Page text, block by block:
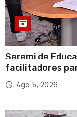
Seremi de
facilitadores
Escolar 2027
Ago 5, 2026